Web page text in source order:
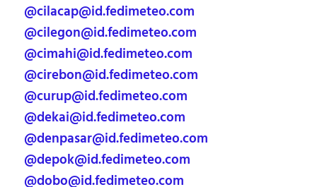
@cilacap@id.fedimeteo.com
@cilegon@id.fedimeteo.com
@cimahi@id.fedimeteo.com
@cirebon@id.fedimeteo.com
@curup@id.fedimeteo.com
@dekai@id.fedimeteo.com
@denpasar@id.fedimeteo.com
@depok@id.fedimeteo.com
@dobo@id.fedimeteo.com